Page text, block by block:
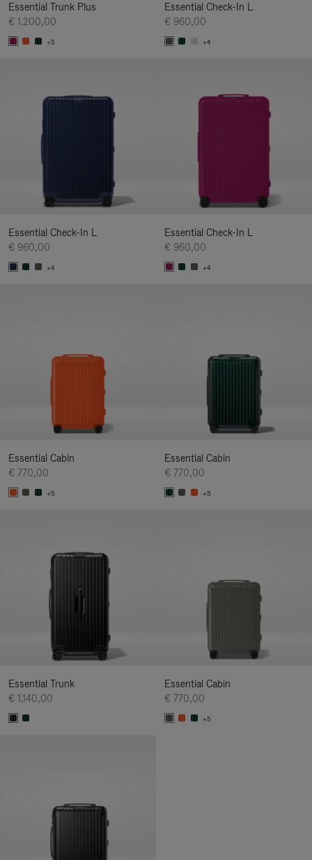
Essential Trunk Plus
€ 1.200,00
+5
Essential Check-In L
€ 960,00
+4
Essential Check-In L
€ 960,00
+4
Essential Check-In L
€ 960,00
+4
Essential Cabin
€ 770,00
+5
Essential Cabin
€ 770,00
+5
Essential Trunk
€ 1.140,00
Essential Cabin
€ 770,00
+5